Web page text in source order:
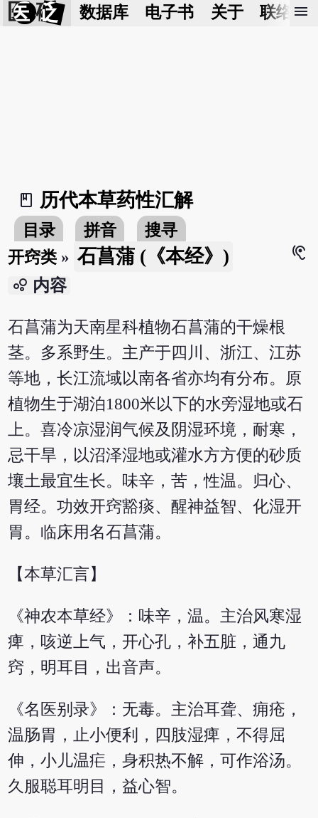
医 砭 数据库 电子书 关于 联络我
menu
book_2
历代本草药性汇解
目录 拼音
搜寻
开窍类 » 石菖蒲 (《本经》)
hearing
bubble_chart 内容
石菖蒲为天南星科植物石菖蒲的干燥根
茎。多系野生。主产于四川、浙江、江苏
等地，长江流域以南各省亦均有分布。原
植物生于湖泊1800米以下的水旁湿地或石
上。喜冷凉湿润气候及阴湿环境，耐寒，
忌干旱，以沼泽湿地或灌水方方便的砂质
壤土最宜生长。味辛，苦，性温。归心、
胃经。功效开窍豁痰、醒神益智、化湿开
胃。临床用名石菖蒲。
【本草汇言】
《神农本草经》：味辛，温。主治风寒湿
痺，咳逆上气，开心孔，补五脏，通九
窍，明耳目，出音声。
《名医别录》：无毒。主治耳聋、痈疮，
温肠胃，止小便利，四肢湿痺，不得屈
伸，小儿温疟，身积热不解，可作浴汤。
久服聪耳明目，益心智。